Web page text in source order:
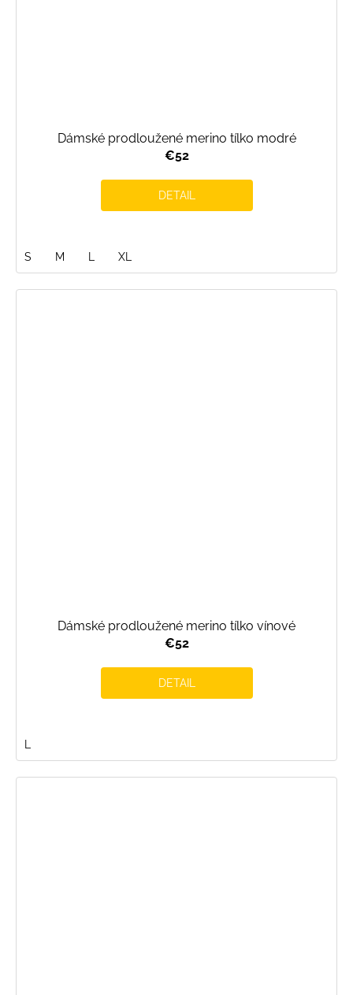
Dámské prodloužené merino tílko modré
€52
DETAIL
S M L XL
Dámské prodloužené merino tílko vínové
€52
DETAIL
L